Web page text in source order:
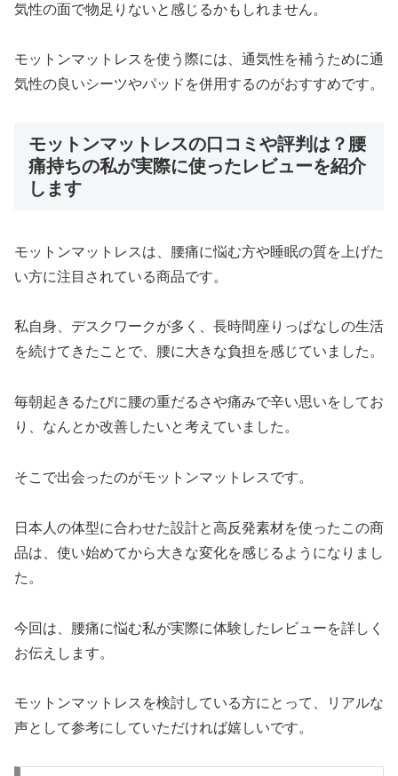
気性の面で物足りないと感じるかもしれません。
モットンマットレスを使う際には、通気性を補うために通
気性の良いシーツやパッドを併用するのがおすすめです。
モットンマットレスの口コミや評判は？腰
痛持ちの私が実際に使ったレビューを紹介
します
モットンマットレスは、腰痛に悩む方や睡眠の質を上げた
い方に注目されている商品です。
私自身、デスクワークが多く、長時間座りっぱなしの生活
を続けてきたことで、腰に大きな負担を感じていました。
毎朝起きるたびに腰の重だるさや痛みで辛い思いをしてお
り、なんとか改善したいと考えていました。
そこで出会ったのがモットンマットレスです。
日本人の体型に合わせた設計と高反発素材を使ったこの商
品は、使い始めてから大きな変化を感じるようになりまし
た。
今回は、腰痛に悩む私が実際に体験したレビューを詳しく
お伝えします。
モットンマットレスを検討している方にとって、リアルな
声として参考にしていただければ嬉しいです。